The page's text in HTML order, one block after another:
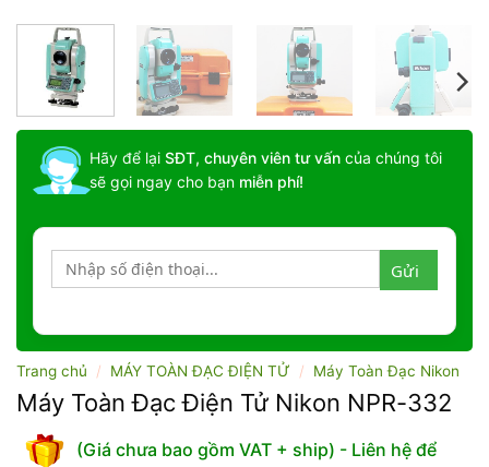
Hãy để lại SĐT, chuyên viên tư vấn của chúng tôi
sẽ gọi ngay cho bạn miễn phí!
Trang chủ / MÁY TOÀN ĐẠC ĐIỆN TỬ / Máy Toàn Đạc Nikon
Máy Toàn Đạc Điện Tử Nikon NPR-332
(Giá chưa bao gồm VAT + ship) - Liên hệ để